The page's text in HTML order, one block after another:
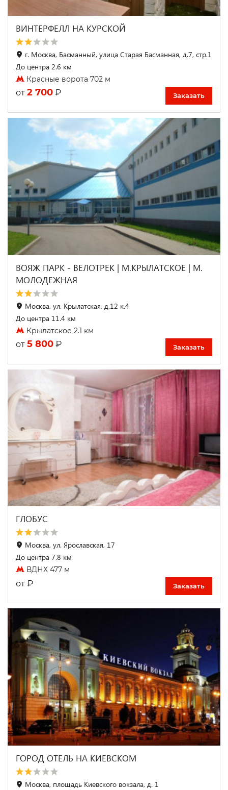
ВИНТЕРФЕЛЛ НА КУРСКОЙ
г. Москва, Басманный, улица Старая Басманная, д.7, стр.1
До центра 2.6 км
Красные ворота 702 м
от 2 700 ₽ Заказать
ВОЯЖ ПАРК - ВЕЛОТРЕК | М.КРЫЛАТСКОЕ | М.
МОЛОДЕЖНАЯ
Москва, ул. Крылатская, д.12 к.4
До центра 11.4 км
Крылатское 2.1 км
от 5 800 ₽ Заказать
ГЛОБУС
Москва, ул. Ярославская, 17
До центра 7.8 км
ВДНХ 477 м
от ₽ Заказать
ГОРОД ОТЕЛЬ НА КИЕВСКОМ
Москва, площадь Киевского вокзала, д. 1